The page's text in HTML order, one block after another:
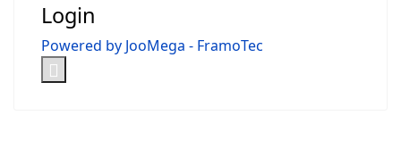
Login
Powered by JooMega - FramoTec